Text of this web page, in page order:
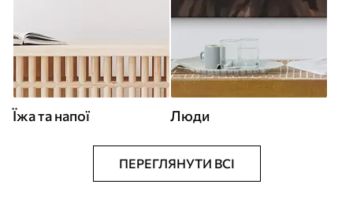
Їжа та напої Люди
ПЕРЕГЛЯНУТИ ВСІ